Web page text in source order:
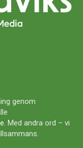
genom
. Med andra ord – vi